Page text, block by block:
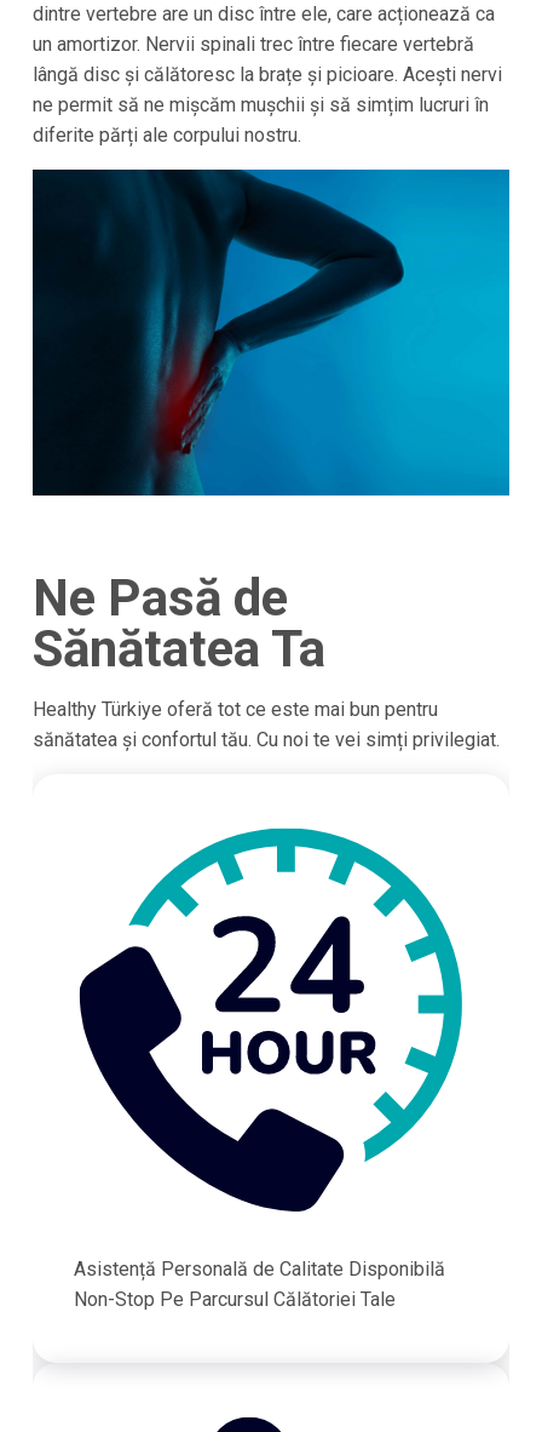
dintre vertebre are un disc între ele, care acționează ca
un amortizor. Nervii spinali trec între fiecare vertebră
lângă disc și călătoresc la brațe și picioare. Acești nervi
ne permit să ne mișcăm mușchii și să simțim lucruri în
diferite părți ale corpului nostru.
Ne Pasă de
Sănătatea Ta
Healthy Türkiye oferă tot ce este mai bun pentru
sănătatea și confortul tău. Cu noi te vei simți privilegiat.
Asistență Personală de Calitate Disponibilă
Non-Stop Pe Parcursul Călătoriei Tale